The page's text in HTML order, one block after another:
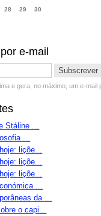
28 29 30
e-mail
e gera, no máximo, um e-mail
Stáline ...
...
liçõe...
liçõe...
liçõe...
...
da ...
o capi...